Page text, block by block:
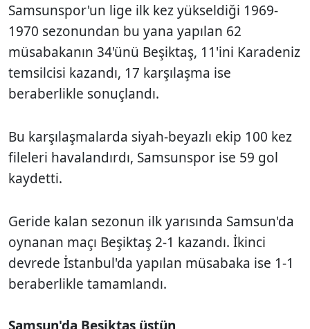
Samsunspor'un lige ilk kez yükseldiği 1969-
1970 sezonundan bu yana yapılan 62
müsabakanın 34'ünü Beşiktaş, 11'ini Karadeniz
temsilcisi kazandı, 17 karşılaşma ise
beraberlikle sonuçlandı.
Bu karşılaşmalarda siyah-beyazlı ekip 100 kez
fileleri havalandırdı, Samsunspor ise 59 gol
kaydetti.
Geride kalan sezonun ilk yarısında Samsun'da
oynanan maçı Beşiktaş 2-1 kazandı. İkinci
devrede İstanbul'da yapılan müsabaka ise 1-1
beraberlikle tamamlandı.
Samsun'da Beşiktaş üstün